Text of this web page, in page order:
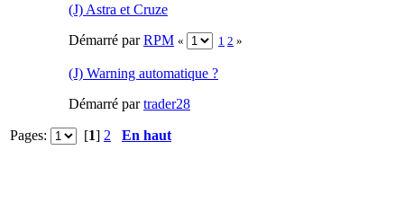
(J) Astra et Cruze
Démarré parRPM « 1 2 »
(J) Warning automatique ?
Démarré partrader28
Pages: [1] 2 En haut